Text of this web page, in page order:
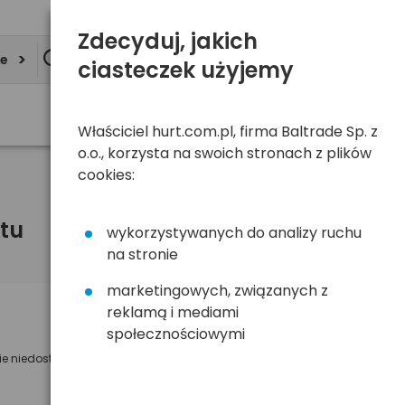
niedostępny
Powiadom mnie o dostępności
Zdecyduj, jakich
ciasteczek użyjemy
Właściciel hurt.com.pl, firma Baltrade Sp. z
o.o., korzysta na swoich stronach z plików
cookies:
wykorzystywanych do analizy ruchu
na stronie
marketingowych, związanych z
reklamą i mediami
społecznościowymi